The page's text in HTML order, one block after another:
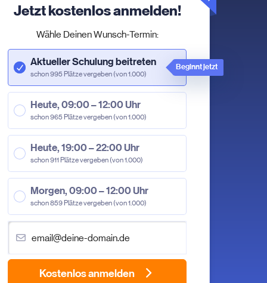
Jetzt kostenlos anmelden!
Wähle Deinen Wunsch-Termin:
Aktueller Schulung beitreten
schon 995 Plätze vergeben (von 1.000)
Beginnt jetzt
Heute, 09:00 – 12:00 Uhr
schon 965 Plätze vergeben (von 1.000)
Heute, 19:00 – 22:00 Uhr
schon 911 Plätze vergeben (von 1.000)
Morgen, 09:00 – 12:00 Uhr
schon 859 Plätze vergeben (von 1.000)
Kostenlos anmelden